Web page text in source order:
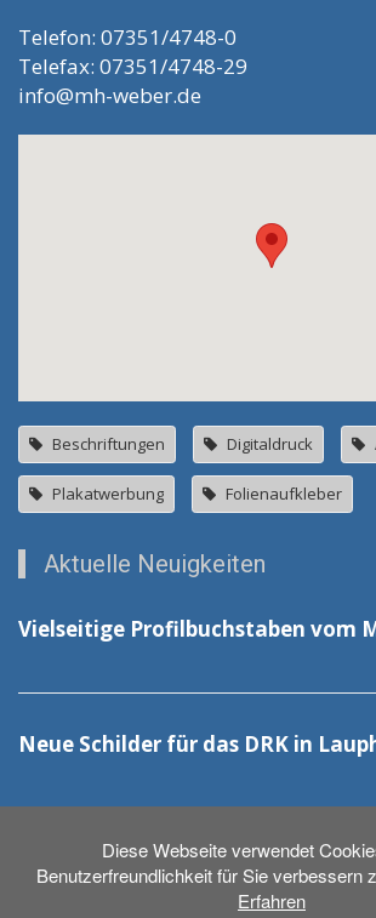
Diese Webseite verwendet
Benutzerfreundlichkeit für Sie verbessern
Erfahren
Telefon: 07351/4748-0
Telefax: 07351/4748-29
info@mh-weber.de
Beschriftungen Digitaldruck
Plakatwerbung Folienaufkleber
Aktuelle Neuigkeiten
Vielseitige Profilbuchstaben vom
Neue Schilder für das DRK in